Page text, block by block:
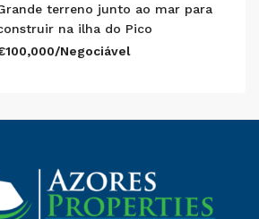
terreno junto ao mar para
na ilha do Pico
Negociável